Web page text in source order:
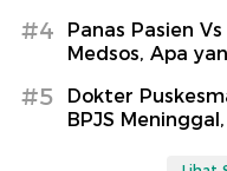
#4
Panas Pasien
Medsos, Apa
#5
Dokter
BPJS